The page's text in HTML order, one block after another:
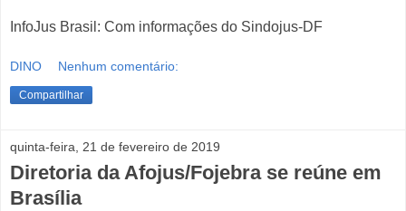
InfoJus Brasil: Com informações do Sindojus-DF
DINO Nenhum comentário:
Compartilhar
quinta-feira, 21 de fevereiro de 2019
Diretoria da Afojus/Fojebra se reúne em
Brasília